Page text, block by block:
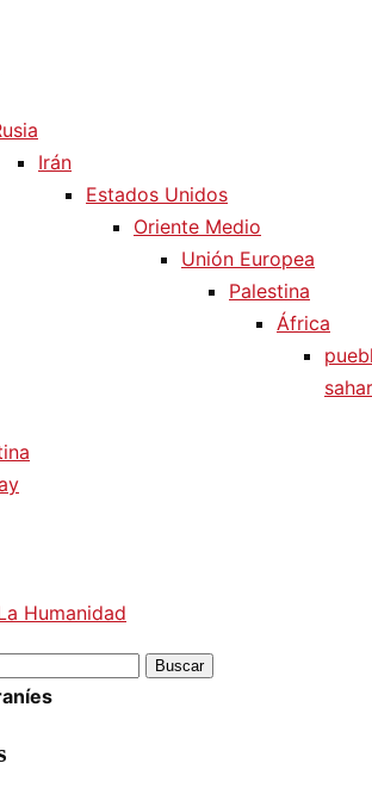
Irán
Estados Unidos
Oriente Medio
Unión Europea
Palestina
África
Humanidad